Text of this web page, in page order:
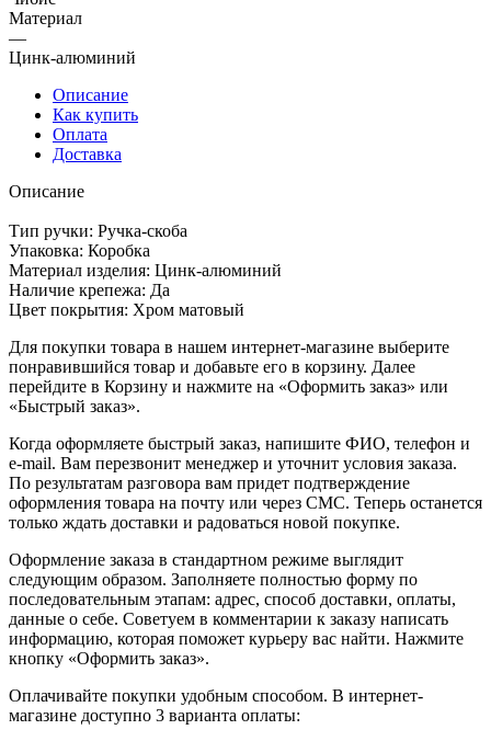
Материал
—
Цинк-алюминий
Описание
Как купить
Оплата
Доставка
Описание
Тип ручки: Ручка-скоба
Упаковка: Коробка
Материал изделия: Цинк-алюминий
Наличие крепежа: Да
Цвет покрытия: Хром матовый
Для покупки товара в нашем интернет-магазине выберите
понравившийся товар и добавьте его в корзину. Далее
перейдите в Корзину и нажмите на «Оформить заказ» или
«Быстрый заказ».
Когда оформляете быстрый заказ, напишите ФИО, телефон и
e-mail. Вам перезвонит менеджер и уточнит условия заказа.
По результатам разговора вам придет подтверждение
оформления товара на почту или через СМС. Теперь останется
только ждать доставки и радоваться новой покупке.
Оформление заказа в стандартном режиме выглядит
следующим образом. Заполняете полностью форму по
последовательным этапам: адрес, способ доставки, оплаты,
данные о себе. Советуем в комментарии к заказу написать
информацию, которая поможет курьеру вас найти. Нажмите
кнопку «Оформить заказ».
Оплачивайте покупки удобным способом. В интернет-
магазине доступно 3 варианта оплаты: